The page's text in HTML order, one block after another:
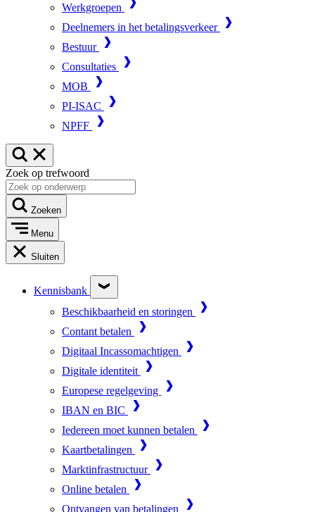
Werkgroepen
Deelnemers in het betalingsverkeer
Bestuur
Consultaties
MOB
PI-ISAC
NPFF
Zoek op trefwoord
Zoeken
Menu
Sluiten
Kennisbank
Beschikbaarheid en storingen
Contant betalen
Digitaal Incassomachtigen
Digitale identiteit
Europese regelgeving
IBAN en BIC
Iedereen moet kunnen betalen
Kaartbetalingen
Marktinfrastructuur
Online betalen
Ontvangen van betalingen